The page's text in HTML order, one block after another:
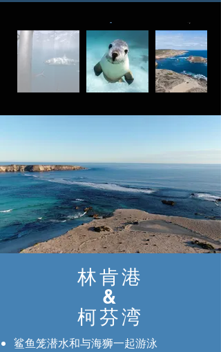
林肯港
&
柯芬湾
鲨鱼笼潜水和与海狮一起游泳